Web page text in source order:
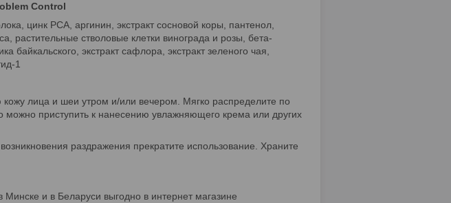
Control
цинк PCA, аргинин, экстракт сосновой коры, пантенол,
растительные стволовые клетки винограда и розы, бета-
байкальского, экстракт сафлора, экстракт зеленого чая,
1
лица и шеи утром и/или вечером. Мягко распределите по
можно приступить к нанесению увлажняющего крема или других
раздражения прекратите использование. Храните
Минске и в Беларуси выгодно в интернет магазине